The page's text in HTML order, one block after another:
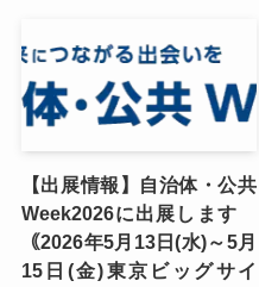
【出展情報】自治体・公共
Week2026に出展します
｟2026年5月13日(水)～5月
15日(金)東京ビッグサイ